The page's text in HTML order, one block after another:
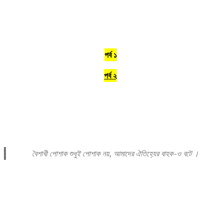
পর্ব ১
পর্ব ২
বৈশাখী পোশাক শুধুই পোশাক নয়, আমাদের ঐতিহ্যের বাহক-ও বটে ।